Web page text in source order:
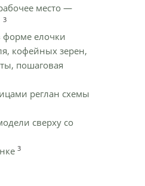
место —
3
елочки
кофейных зерен,
пошаговая
реглан схемы
сверху со
3